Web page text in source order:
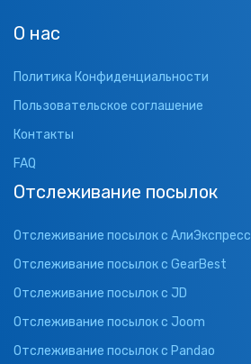
О нас
Политика Конфиденциальности
Пользовательское соглашение
Контакты
FAQ
Отслеживание посылок
Отслеживание посылок с АлиЭкспресс
Отслеживание посылок с GearBest
Отслеживание посылок с JD
Отслеживание посылок с Joom
Отслеживание посылок с Pandao